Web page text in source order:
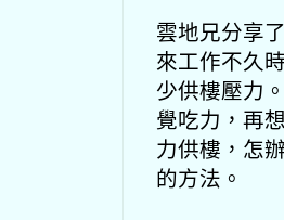
雲地兄分享
來工作不久
少供樓壓力
覺吃力，再
力供樓，怎
的方法。